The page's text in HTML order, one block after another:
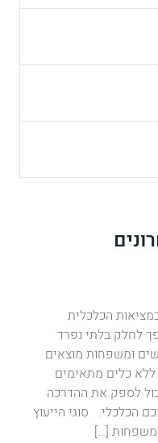
הכלכלית
לחלק בלתי נפרד
ומשפחות מוצאים
כלים מתאימים
לספק את ההדרכה
הכלכלי. סוגי הייעוץ
[…]